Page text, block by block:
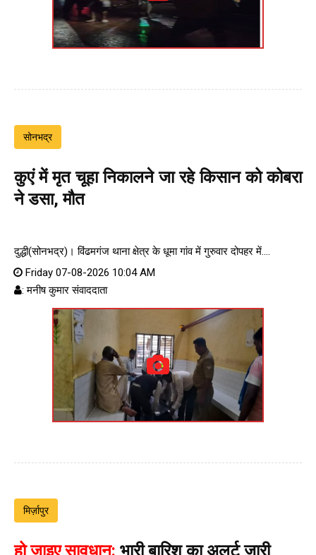
सोनभद्र
कुएं में मृत चूहा निकालने जा रहे किसान को कोबरा
ने डसा, मौत
दुद्धी(सोनभद्र)। विंढमगंज थाना क्षेत्र के धूमा गांव में गुरुवार दोपहर में....
Friday 07-08-2026 10:04 AM
: मनीष कुमार संवाददाता
मिर्ज़ापुर
हो जाइए सावधान: भारी बारिश का अलर्ट जारी